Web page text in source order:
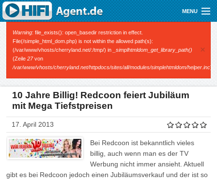
Direkt zum Inhalt
MENU
Gutscheine
Audio
Mobile
Fehlermeldung
Warning: file_exists(): open_basedir restriction in effect.
File(/simple_html_dom.php) is not within the allowed path(s):
(/var/www/vhosts/cherryland.net/:/tmp/) in
_simplhtmldom_get_library_path()
(Zeile27von
/var/www/vhosts/cherryland.net/httpdocs/sites/all/modules/simplehtmldom/helper.inc).
×
10 Jahre Billig! Redcoon feiert Jubiläum
mit Mega Tiefstpreisen
17. April 2013
Bei Redcoon ist bekanntlich vieles
billig, auch wenn man es der TV
Werbung nicht immer ansieht. Aktuell
gibt es bei Redcoon jedoch einen Jubiläumsverkauf und der ist so